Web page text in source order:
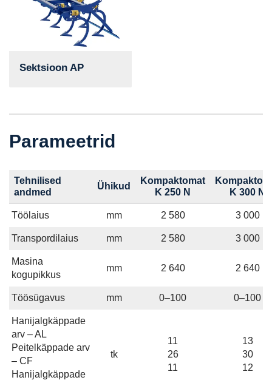
Sektsioon AP
Parameetrid
Tehnilised
andmed
Ühikud
Kompaktomat
K 250 N
K 300 N
Töölaius mm 2 580 3 000
Transpordilaius mm 2 580 3 000
Masina
kogupikkus
mm 2 640 2 640
Töösügavus mm 0–100 0–100
Hanijalgkäppade
arv – AL
Peitelkäppade arv
– CF
Hanijalgkäppade
tk
11
26
11
13
30
12